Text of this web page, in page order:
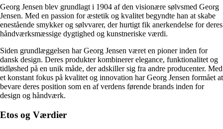
Georg Jensen blev grundlagt i 1904 af den visionære sølvsmed Georg
Jensen. Med en passion for æstetik og kvalitet begyndte han at skabe
enestående smykker og sølvvarer, der hurtigt fik anerkendelse for deres
håndværksmæssige dygtighed og kunstneriske værdi.
Siden grundlæggelsen har Georg Jensen været en pioner inden for
dansk design. Deres produkter kombinerer elegance, funktionalitet og
tidløshed på en unik måde, der adskiller sig fra andre producenter. Med
et konstant fokus på kvalitet og innovation har Georg Jensen formået at
bevare deres position som en af verdens førende brands inden for
design og håndværk.
Etos og Værdier